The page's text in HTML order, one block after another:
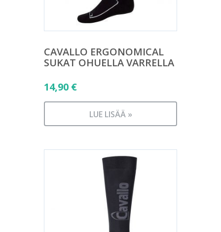
CAVALLO ERGONOMICAL
SUKAT OHUELLA VARRELLA
14,90 €
LUE LISÄÄ »